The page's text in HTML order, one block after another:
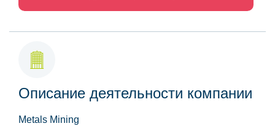
Описание деятельности компании
Metals Mining